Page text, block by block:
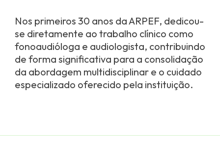
Nos primeiros 30 anos da ARPEF, dedicou-
se diretamente ao trabalho clínico como
fonoaudióloga e audiologista, contribuindo
de forma significativa para a consolidação
da abordagem multidisciplinar e o cuidado
especializado oferecido pela instituição.